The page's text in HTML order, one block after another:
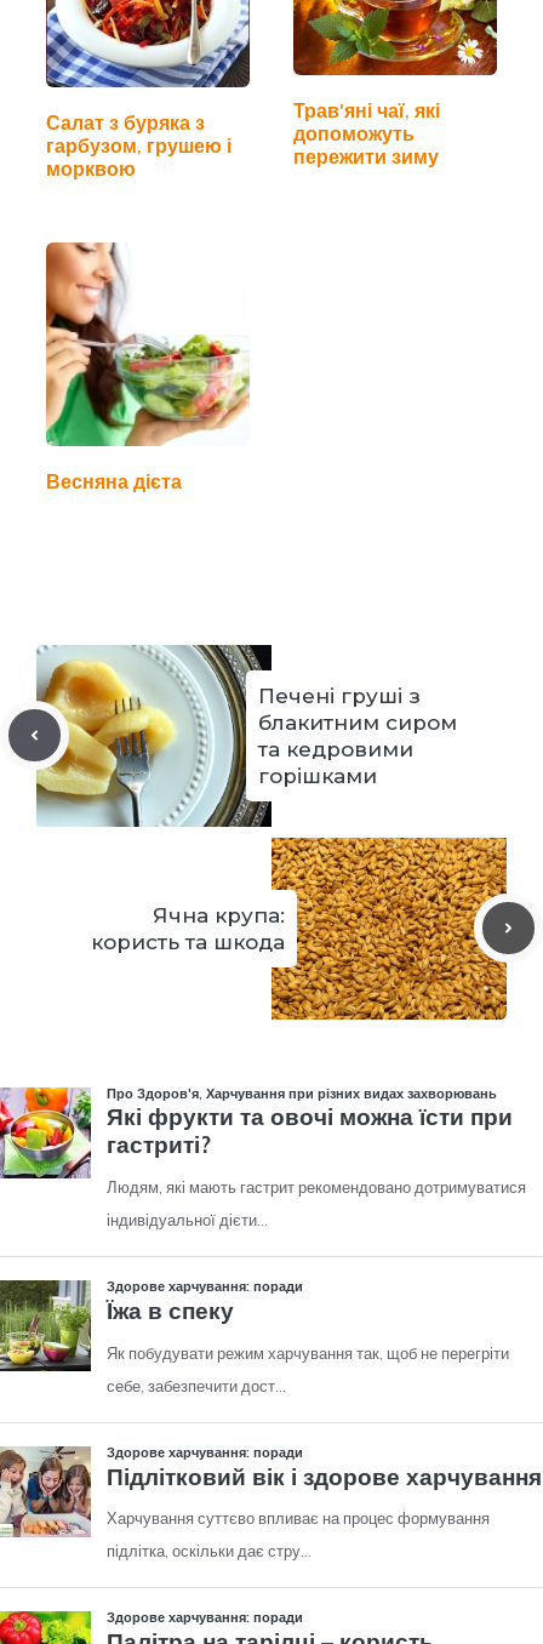
Салат з буряка з
гарбузом, грушею і
морквою
Трав'яні чаї, які
допоможуть
пережити зиму
Весняна дієта
Печені груші з
блакитним сиром
та кедровими
горішками
Ячна крупа:
користь та шкода